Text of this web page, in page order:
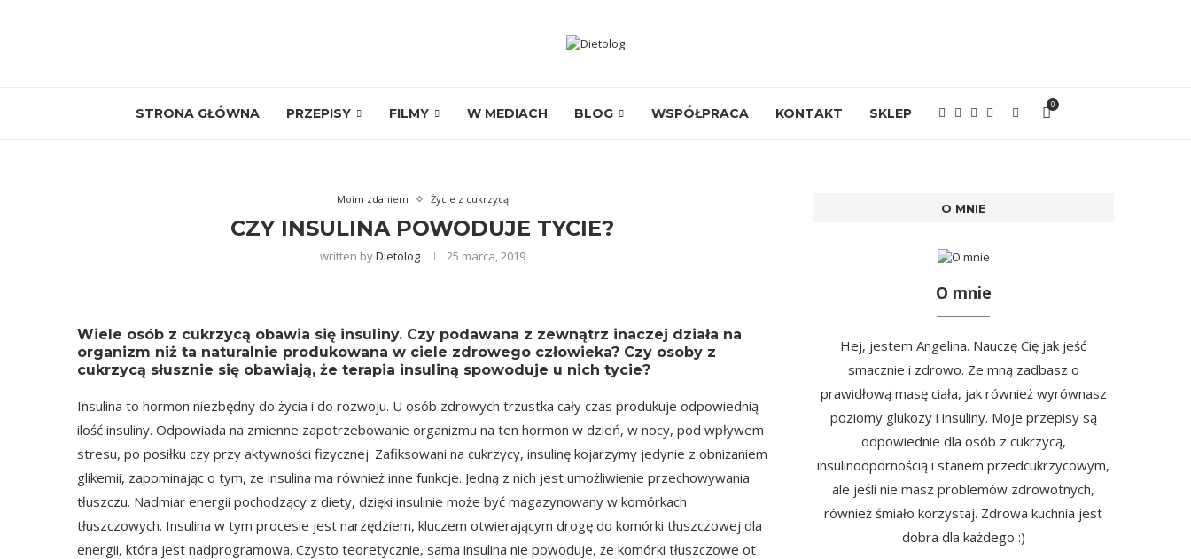
STRONA GŁÓWNA PRZEPISY FILMY W MEDIACH BLOG WSPÓŁPRACA KONTAKT SKLEP
0
Moim zdaniem Życie z cukrzycą
CZY INSULINA POWODUJE TYCIE?
written byDietolog 25 marca, 2019
Wiele osób z cukrzycą obawia się insuliny. Czy podawana z zewnątrz inaczej działa na
organizm niż ta naturalnie produkowana w ciele zdrowego człowieka? Czy osoby z
cukrzycą słusznie się obawiają, że terapia insuliną spowoduje u nich tycie?
Insulina to hormon niezbędny do życia i do rozwoju. U osób zdrowych trzustka cały czas produkuje odpowiednią
ilość insuliny. Odpowiada na zmienne zapotrzebowanie organizmu na ten hormon w dzień, w nocy, pod wpływem
stresu, po posiłku czy przy aktywności fizycznej. Zafiksowani na cukrzycy, insulinę kojarzymy jedynie z obniżaniem
glikemii, zapominając o tym, że insulina ma również inne funkcje. Jedną z nich jest umożliwienie przechowywania
tłuszczu. Nadmiar energii pochodzący z diety, dzięki insulinie może być magazynowany w komórkach
tłuszczowych. Insulina w tym procesie jest narzędziem, kluczem otwierającym drogę do komórki tłuszczowej dla
energii, która jest nadprogramowa. Czysto teoretycznie, sama insulina nie powoduje, że komórki tłuszczowe ot
O MNIE
O mnie
Hej, jestem Angelina. Nauczę Cię jak jeść
smacznie i zdrowo. Ze mną zadbasz o
prawidłową masę ciała, jak również wyrównasz
poziomy glukozy i insuliny. Moje przepisy są
odpowiednie dla osób z cukrzycą,
insulinoopornością i stanem przedcukrzycowym,
ale jeśli nie masz problemów zdrowotnych,
również śmiało korzystaj. Zdrowa kuchnia jest
dobra dla każdego :)